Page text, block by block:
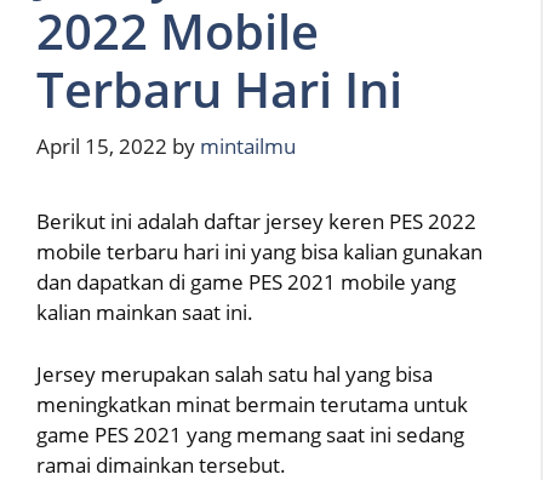
2022 Mobile
Terbaru Hari Ini
April 15, 2022 by mintailmu
Berikut ini adalah daftar jersey keren PES 2022
mobile terbaru hari ini yang bisa kalian gunakan
dan dapatkan di game PES 2021 mobile yang
kalian mainkan saat ini.
Jersey merupakan salah satu hal yang bisa
meningkatkan minat bermain terutama untuk
game PES 2021 yang memang saat ini sedang
ramai dimainkan tersebut.